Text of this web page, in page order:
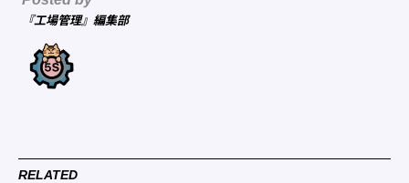
『工場管理』編集部
RELATED